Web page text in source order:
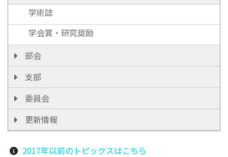
学術誌
学会賞・研究奨励
部会
支部
委員会
更新情報
2017年以前のトピックスはこちら